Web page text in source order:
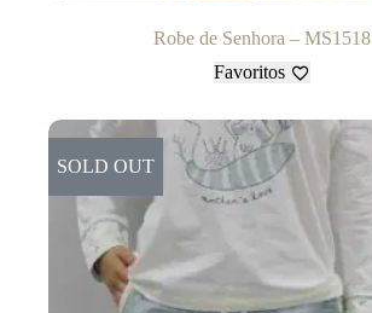
Robe de Senhora – MS1518
Favoritos
SOLD OUT